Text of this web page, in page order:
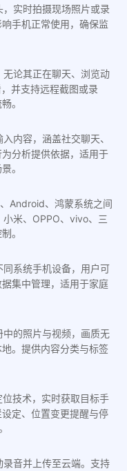
实时拍摄现场照片或录
手机正常使用，确保监
论其正在聊天、浏览动
并支持远程截图或录
。
内容，涵盖社交聊天、
分析提供依据，适用于
。
Android、鸿蒙系统之间
米、OPPO、vivo、三
。
系统手机设备，用户可
集中管理，适用于家庭
的照片与视频，画质无
。提供内容分类与标签
技术，实时获取目标手
定、位置变更提醒与停
音并上传至云端。支持